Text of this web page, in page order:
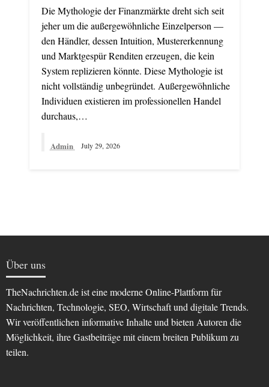
Die Mythologie der Finanzmärkte dreht sich seit
jeher um die außergewöhnliche Einzelperson —
den Händler, dessen Intuition, Mustererkennung
und Marktgespür Renditen erzeugen, die kein
System replizieren könnte. Diese Mythologie ist
nicht vollständig unbegründet. Außergewöhnliche
Individuen existieren im professionellen Handel
durchaus,…
Admin July 29, 2026
Über uns
TheNachrichten.de ist eine moderne Online-Plattform für
Nachrichten, Technologie, SEO, Wirtschaft und digitale Trends.
Wir veröffentlichen informative Inhalte und bieten Autoren die
Möglichkeit, ihre Gastbeiträge mit einem breiten Publikum zu
teilen.